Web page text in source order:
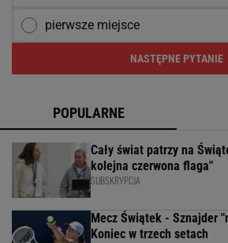
pierwsze miejsce
NASTĘPNE PYTANIE
POPULARNE
Cały świat patrzy na
kolejna czerwona flaga"
SUBSKRYPCJA
Mecz Świątek - Sznajder
Koniec w trzech setach